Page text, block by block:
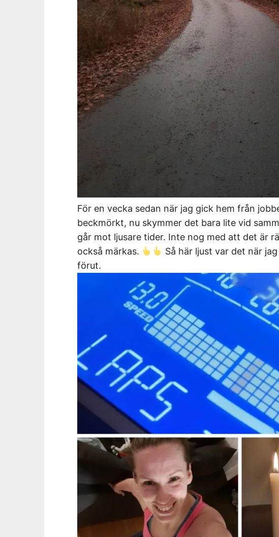
För en vecka sedan när jag gick hem från
beckmörkt, nu skymmer det bara lite vid
går mot ljusare tider. Inte nog med att det är
också märkas.
Så här ljust var det när
förut.